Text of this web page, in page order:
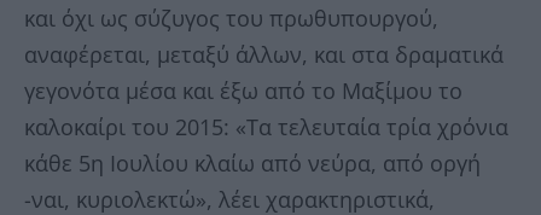
και όχι ως σύζυγος του πρωθυπουργού,
αναφέρεται, μεταξύ άλλων, και στα δραματικά
γεγονότα μέσα και έξω από το Μαξίμου το
καλοκαίρι του 2015: «Τα τελευταία τρία χρόνια
κάθε 5η Ιουλίου κλαίω από νεύρα, από οργή
-ναι, κυριολεκτώ», λέει χαρακτηριστικά,